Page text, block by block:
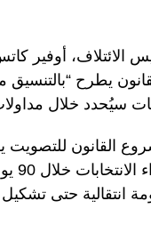
الائتلاف، أوفير
يطرح “بالتنسيق
سيُحدد خلال
للتصويت يوم
انتقالية حتى